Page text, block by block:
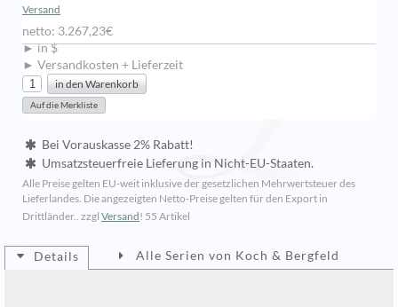
Versand
netto: 3.267,23€
► in $
► Versandkosten + Lieferzeit
Bei Vorauskasse 2% Rabatt!
Umsatzsteuerfreie Lieferung in Nicht-EU-Staaten.
Alle Preise gelten EU-weit inklusive der gesetzlichen Mehrwertsteuer des
Lieferlandes. Die angezeigten Netto-Preise gelten für den Export in
Drittländer.. zzgl Versand! 55 Artikel
Details Alle Serien von Koch & Bergfeld